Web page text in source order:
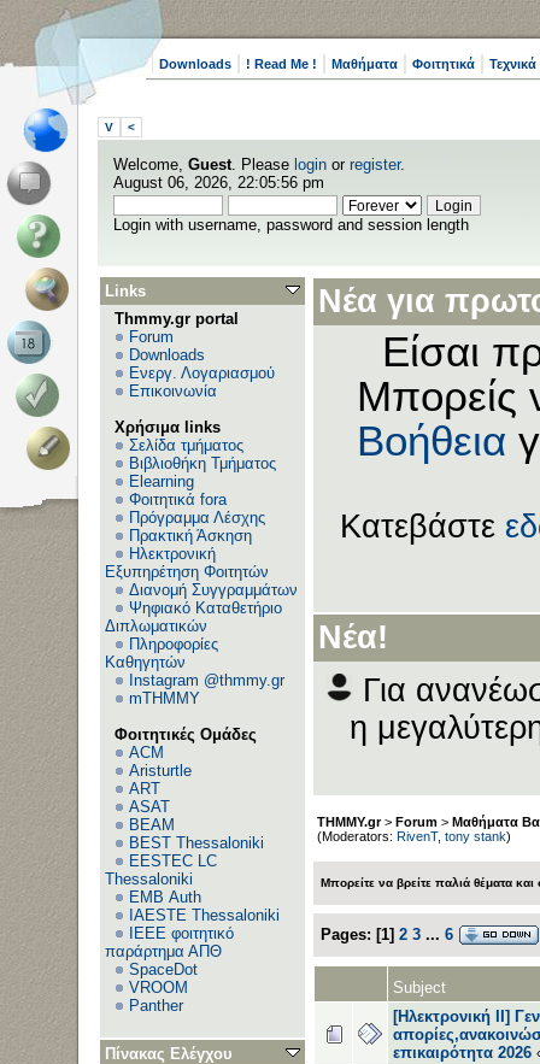
Downloads ! Read Me ! Μαθήματα Φοιτητικά
V <
Welcome, Guest. Please login or register.
August 06, 2026, 22:05:56 pm
Login with username, password and session length
Links
Thmmy.gr portal
Forum
Downloads
Ενεργ. Λογαριασμού
Επικοινωνία
Χρήσιμα links
Σελίδα τμήματος
Βιβλιοθήκη Τμήματος
Elearning
Φοιτητικά fora
Πρόγραμμα Λέσχης
Πρακτική Άσκηση
Ηλεκτρονική
Εξυπηρέτηση Φοιτητών
Διανομή Συγγραμμάτων
Ψηφιακό Καταθετήριο
Διπλωματικών
Πληροφορίες
Καθηγητών
Instagram @thmmy.gr
mTHMMY
Φοιτητικές Ομάδες
ACM
Aristurtle
ART
ASAT
BEAM
BEST Thessaloniki
EESTEC LC
Thessaloniki
EΜΒ Auth
IAESTE Thessaloniki
IEEE φοιτητικό
παράρτημα ΑΠΘ
SpaceDot
VROOM
Panther
Πίνακας Ελέγχου
Νέα για
Είσαι
Μπορείς
Βοήθεια
Κατεβάστε
Νέα!
Για
η
THMMY.gr> Forum > Μαθήματα
(Moderators: RivenT, tony stank)
Μπορείτε να βρείτε παλιά θέματα
Pages: [1] 2 3 ... 6
Subject
[Ηλεκτρονική ΙΙ]
επικαιρότητα 2026